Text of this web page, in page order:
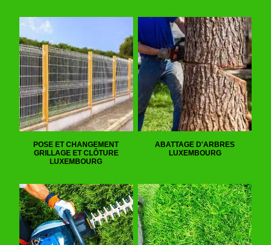
POSE ET CHANGEMENT
GRILLAGE ET CLÔTURE
LUXEMBOURG
ABATTAGE D'ARBRES
LUXEMBOURG